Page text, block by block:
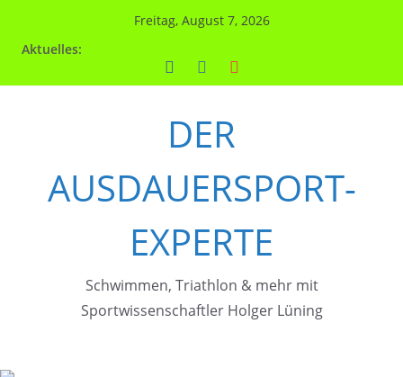
Freitag, August 7, 2026
Aktuelles:
DER
AUSDAUERSPORT-
EXPERTE
Schwimmen, Triathlon & mehr mit
Sportwissenschaftler Holger Lüning